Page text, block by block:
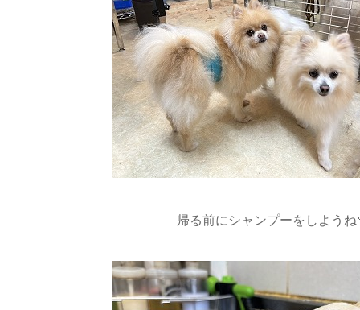
帰る前にシャンプーをしよう